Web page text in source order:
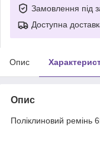
Замовлення під
Доступна
Опис
Опис
Поліклиновий ремінь